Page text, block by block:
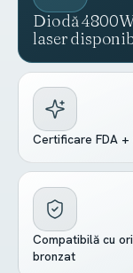
Diodă
laser
Certificare FDA
Compatibilă cu
bronzat